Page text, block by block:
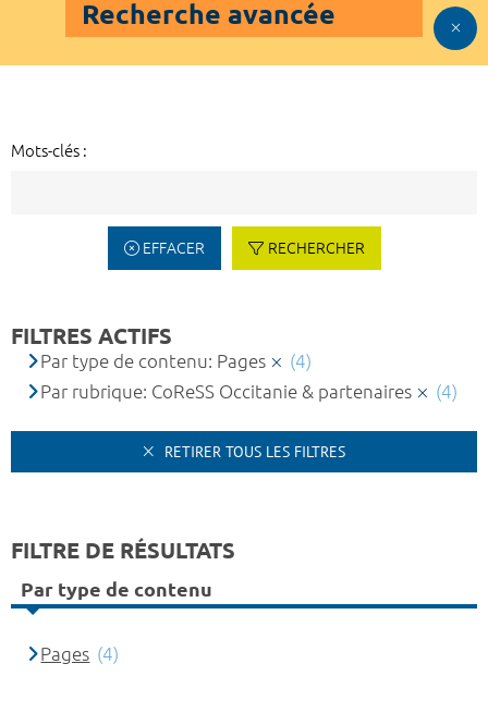
Recherche avancée
Mots-clés :
EFFACER RECHERCHER
FILTRES ACTIFS
Par type de contenu: Pages
(4)
Par rubrique: CoReSS Occitanie & partenaires
(4)
RETIRER TOUS LES FILTRES
FILTRE DE RÉSULTATS
Par type de contenu
Pages (4)